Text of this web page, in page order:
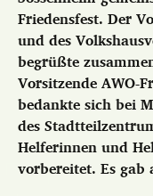
Friedensfest. Der
und des
begrüßte
Vorsitzende AWO-
bedankte sich bei
des
Helferinnen und
vorbereitet. Es gab